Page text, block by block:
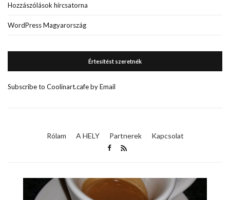
Hozzászólások hírcsatorna
WordPress Magyarország
Értesítést szeretnék
Subscribe to Coolinart.cafe by Email
Rólam A HELY Partnerek Kapcsolat